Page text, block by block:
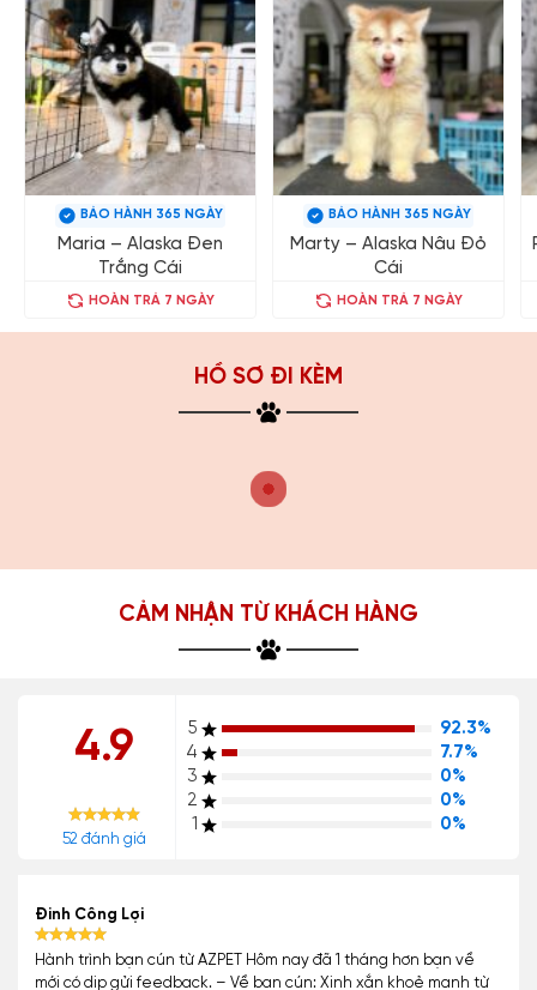
BẢO HÀNH 365 NGÀY
Maria – Alaska Đen
Trắng Cái
HOÀN TRẢ 7 NGÀY
BẢO HÀNH 365 NGÀY
Marty – Alaska Nâu Đỏ
Cái
HOÀN TRẢ 7 NGÀY
HỒ SƠ ĐI KÈM
CẢM NHẬN TỪ KHÁCH HÀNG
4.9
52 đánh giá
5
92.3%
4
7.7%
3
0%
2
0%
1
0%
Đinh Công Lợi
Hành trình bạn cún từ AZPET Hôm nay đã 1 tháng hơn bạn về
mới có dịp gửi feedback. – Về bạn cún: Xinh xắn khoẻ mạnh từ